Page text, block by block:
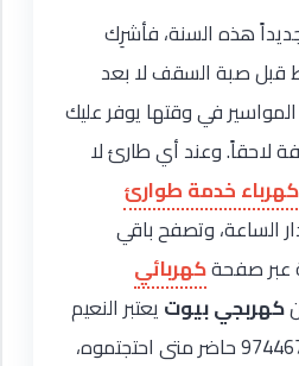
هذه السنة، فأشرِك
قبل صبة السقف لا بعد
المواسير في وقتها يوفر عليك
لاحقاً. وعند أي طارئ لا
خدمة طوارئ
الساعة، وتصفح باقي
عبر صفحةكهربائي
كهربجي بيوت يعتبر النعيم
بيته الثاني، والرقم 97446767 حاضر متى احتجتموه،